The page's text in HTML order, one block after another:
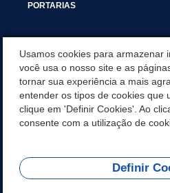
PORTARIAS
CONCURSO/PSS/CONVOCAÇÃO
INCENTIVOS PÚBLICOS À
MARTINS PR
REDES SOCIAIS
Usamos cookies para armazenar
você usa o nosso site e as
tornar sua experiência a mais
entender os tipos de cookies que
clique em 'Definir Cookies'. Ao
consente com a utilização de
Definir